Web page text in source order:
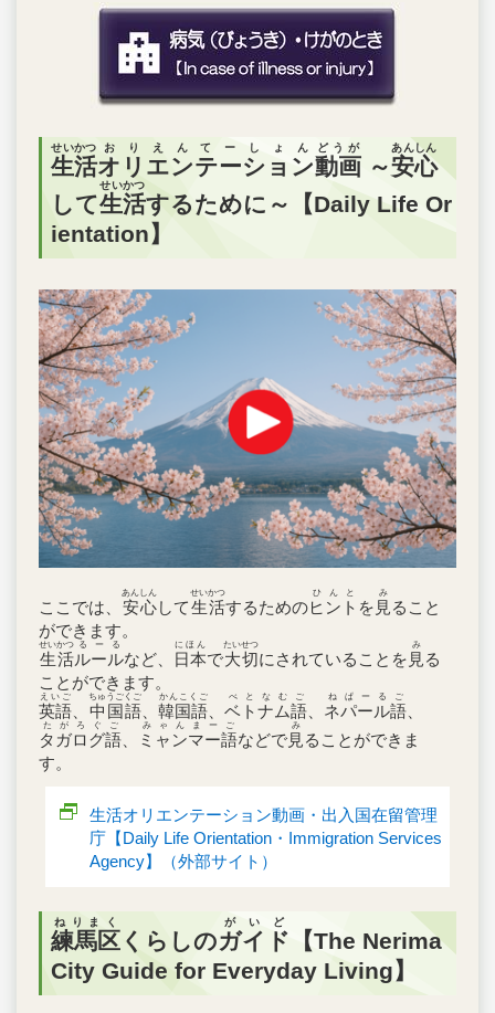
生活
せいかつ
オリエンテーション
おりえんてーしょん
動画
どうが
～安心
あんしん
して生活
せいかつ
するために～【Daily Life Or
ientation】
ここでは、 安心
あんしん
して生活
せいかつ
するためのヒント
ひんと
を 見
み
ること
ができます。
生活
せいかつ
ルール
るーる
など、 日本
にほん
で大切
たいせつ
にされていることを 見
み
る
ことができます。
英語
えいご
中国語
ちゅうごくご
韓国語
かんこくご
ベトナム語
べとなむご
ネパール語
ねぱーるご
タガログ語
たがろぐご
ミャンマー語
みゃんまーご
などで見
み
ることができま
す。
生活オリエンテーション動画・出入国在留管理
庁【Daily Life Orientation・Immigration Services
Agency】（外部サイト）
練馬区
ねりまく
くらしのガイド
がいど
【The Nerima
City Guide for Everyday Living】